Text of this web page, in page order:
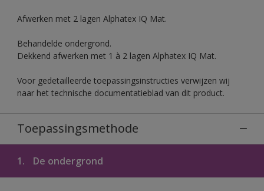
Afwerken met 2 lagen Alphatex IQ Mat.
Behandelde ondergrond.
Dekkend afwerken met 1 à 2 lagen Alphatex IQ Mat.
Voor gedetailleerde toepassingsinstructies verwijzen wij
naar het technische documentatieblad van dit product.
Toepassingsmethode
1. De ondergrond